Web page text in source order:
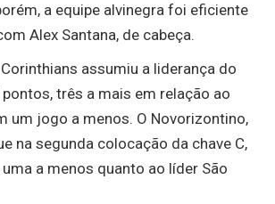
a equipe alvinegra foi eficiente
Alex Santana, de cabeça.
assumiu a liderança do
três a mais em relação ao
um jogo a menos. O Novorizontino,
na segunda colocação da chave C,
a menos quanto ao líder São